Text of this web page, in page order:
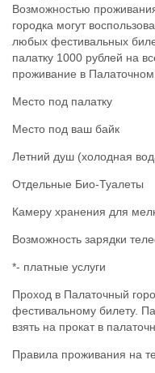
Возможностью
городка могут
любых фестивальных
палатку 1000 рублей на
проживание в
Место под палатку
Место под ваш байк
Летний душ (холодная
Отдельные Био-Туалеты
Камеру хранения для
Возможность зарядки
*- платные услуги
Проход в Палаточный
фестивальному билету.
взять на прокат в
Правила проживания на